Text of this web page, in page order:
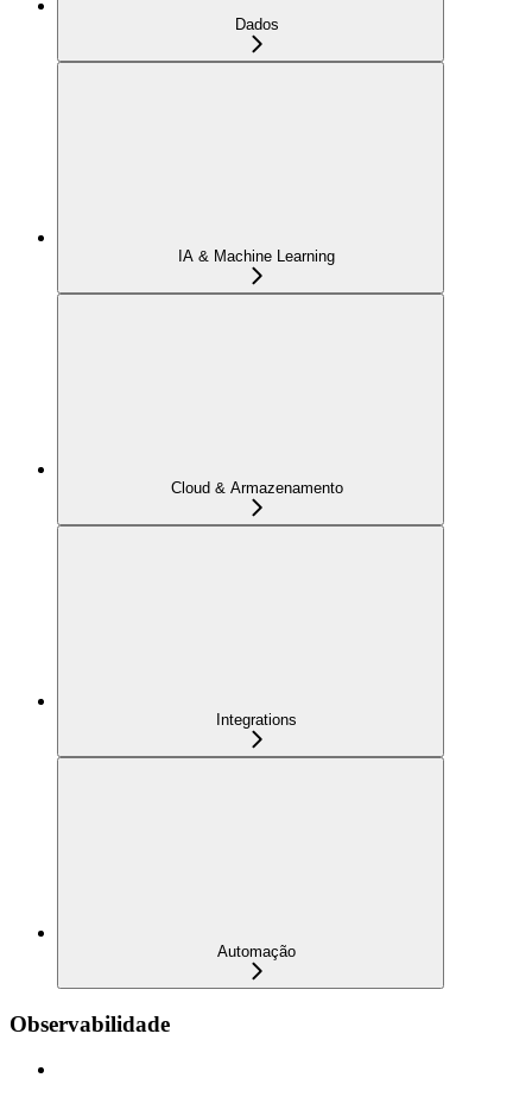
Dados
IA & Machine Learning
Cloud & Armazenamento
Integrations
Automação
Observabilidade